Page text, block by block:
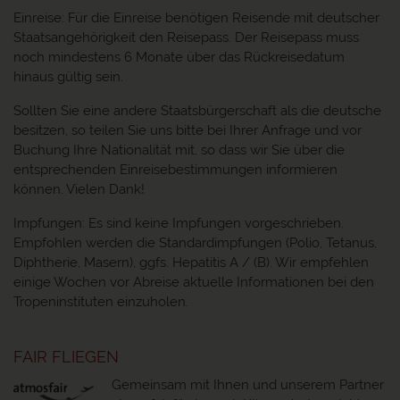
Einreise: Für die Einreise benötigen Reisende mit deutscher
Staatsangehörigkeit den Reisepass. Der Reisepass muss
noch mindestens 6 Monate über das Rückreisedatum
hinaus gültig sein.
Sollten Sie eine andere Staatsbürgerschaft als die deutsche
besitzen, so teilen Sie uns bitte bei Ihrer Anfrage und vor
Buchung Ihre Nationalität mit, so dass wir Sie über die
entsprechenden Einreisebestimmungen informieren
können. Vielen Dank!
Impfungen: Es sind keine Impfungen vorgeschrieben.
Empfohlen werden die Standardimpfungen (Polio, Tetanus,
Diphtherie, Masern), ggfs. Hepatitis A / (B). Wir empfehlen
einige Wochen vor Abreise aktuelle Informationen bei den
Tropeninstituten einzuholen.
FAIR FLIEGEN
Gemeinsam mit Ihnen und unserem Partner